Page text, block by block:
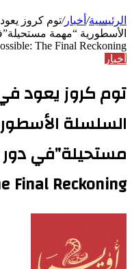
الرئيسية/ أخبار/توم كروز
The Final Reckoning
أخبار
توم كروز يعود
السلسلة
Final Reckoning